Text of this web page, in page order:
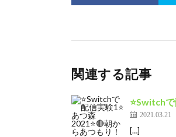
関連する記事
⭐Switch
2021.03.21
[…]